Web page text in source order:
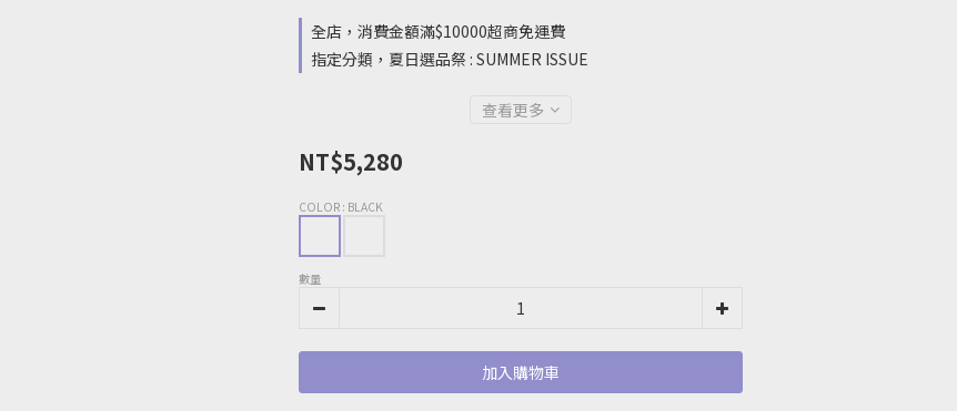
全店，消費金額滿$10000超商免運費
指定分類，夏日選品祭 : SUMMER ISSUE
查看更多
NT$5,280
COLOR : BLACK
數量
加入購物車